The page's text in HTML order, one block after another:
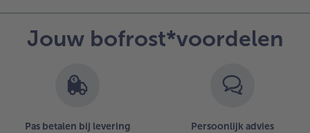
Jouw bofrost*voordelen
Pas betalen bij levering Persoonlijk advies